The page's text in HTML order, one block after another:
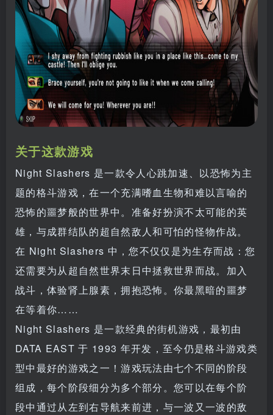
关于这款游戏
Night Slashers 是一款令人心跳加速、以恐怖为主
题的格斗游戏，在一个充满嗜血生物和难以言喻的
恐怖的噩梦般的世界中。准备好扮演不太可能的英
雄，与成群结队的超自然敌人和可怕的怪物作战。
在 Night Slashers 中，您不仅仅是为生存而战：您
还需要为从超自然世界末日中拯救世界而战。加入
战斗，体验肾上腺素，拥抱恐怖。你最黑暗的噩梦
在等着你……
Night Slashers 是一款经典的街机游戏，最初由
DATA EAST 于 1993 年开发，至今仍是格斗游戏类
型中最好的游戏之一！游戏玩法由七个不同的阶段
组成，每个阶段细分为多个部分。您可以在每个阶
段中通过从左到右导航来前进，与一波又一波的敌